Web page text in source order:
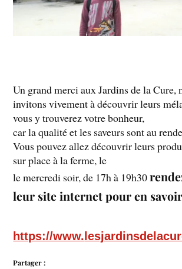
Un grand merci aux Jardins de la Cure,
invitons vivement à découvrir leurs
vous y trouverez votre bonheur,
car la qualité et les saveurs sont au
Vous pouvez allez découvrir leurs
sur place à la ferme, le
le mercredi soir, de 17h à 19h30
leur site internet pour en
https://www.
Partager :